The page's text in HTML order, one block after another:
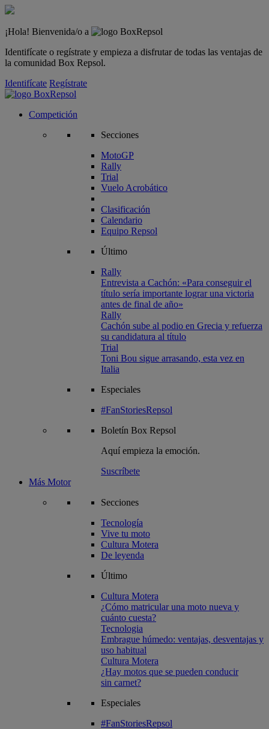
¡Hola! Bienvenida/o a
Identifícate o regístrate y empieza a disfrutar de todas las ventajas de
la comunidad Box Repsol.
Identifícate Regístrate
Competición
Secciones
MotoGP
Rally
Trial
Vuelo Acrobático
Clasificación
Calendario
Equipo Repsol
Último
Rally
Entrevista a Cachón: «Para conseguir el
título sería importante lograr una victoria
antes de final de año»
Rally
Cachón sube al podio en Grecia y refuerza
su candidatura al título
Trial
Toni Bou sigue arrasando, esta vez en
Italia
Especiales
#FanStoriesRepsol
Boletín Box Repsol
Aquí empieza la emoción.
Suscríbete
Más Motor
Secciones
Tecnología
Vive tu moto
Cultura Motera
De leyenda
Último
Cultura Motera
¿Cómo matricular una moto nueva y
cuánto cuesta?
Tecnologia
Embrague húmedo: ventajas, desventajas y
uso habitual
Cultura Motera
¿Hay motos que se pueden conducir
sin carnet?
Especiales
#FanStoriesRepsol